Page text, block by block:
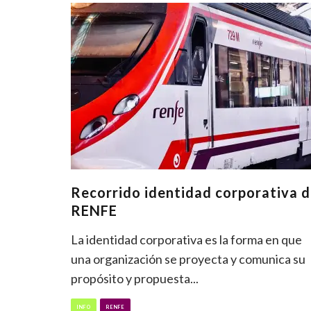
Recorrido identidad corporativa
RENFE
La identidad corporativa es la forma en que
una organización se proyecta y comunica su
propósito y propuesta...
INFO RENFE